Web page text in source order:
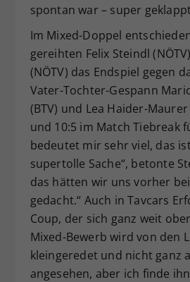
spontan war – super
Im Mixed-Doppel
gereihten Felix Steindl
(NÖTV) das Endspiel gegen
Vater-Tochter-Gespann
(BTV) und Lea Haider-
und 10:5 im Match Tiebreak
bedeutet mir sehr viel, das
supertolle Sache“, betonte
das hätten wir uns vorher
gedacht.“ Auch in Tavcars
Coup, der sich ganz weit
Mixed-Bewerb wird von den
kleingeredet und nicht ganz
angesehen, aber ich finde